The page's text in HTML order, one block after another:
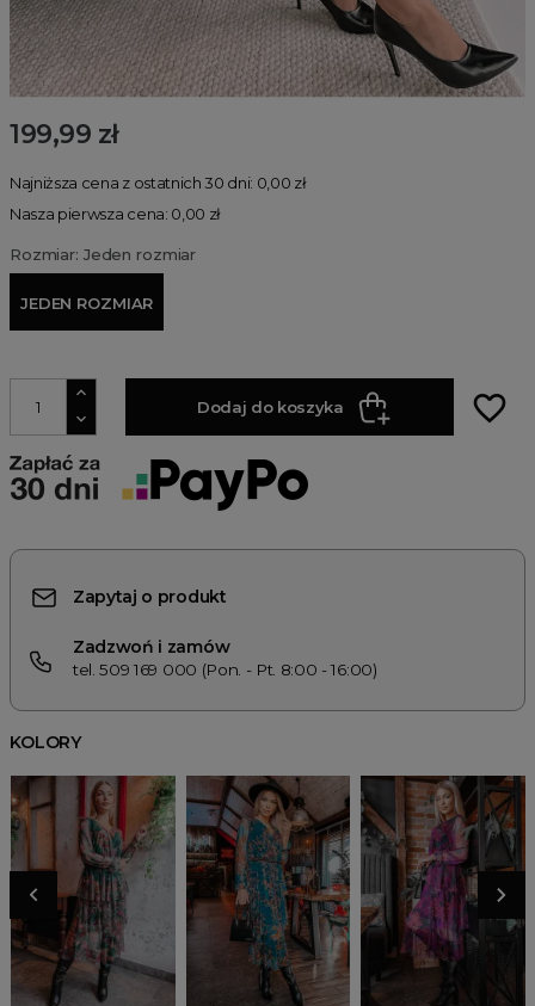
199,99 zł
Najniższa cena z ostatnich 30 dni: 0,00 zł
Nasza pierwsza cena: 0,00 zł
Rozmiar: Jeden rozmiar
JEDEN ROZMIAR
Dodaj do koszyka favorite_border
Zapytaj o produkt
Zadzwoń i zamów
tel. 509 169 000 (Pon. - Pt. 8:00 - 16:00)
KOLORY